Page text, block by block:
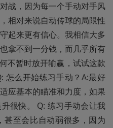
战，因为每一个手动对手风
相对来说自动传球的局限性
起来更有信心。我相信大多
拿不到一分钱，而几乎所有
不暂时放开输赢，试试这款
怎么开始练习手动？A:最好
应基本的瞄准和力度，如果
很快。 Q: 练习手动会让我
甚至会比自动弱很多，因为